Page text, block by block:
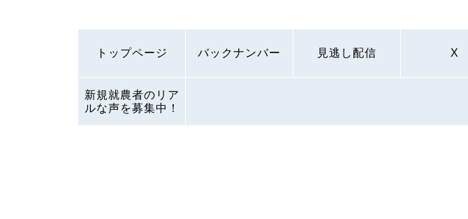
トップページ バックナンバー 見逃し配信 X
新規就農者のリア
ルな声を募集中！